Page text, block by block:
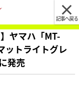
記事へ戻る
ヤマハ「MT-
ットライトグレ
発売